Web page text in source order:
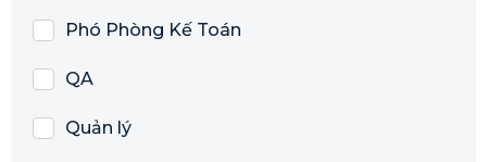
Phó Phòng Kế Toán
QA
Quản lý